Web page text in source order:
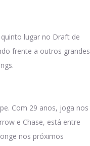
lugar no Draft de
frente a outros grandes
Com 29 anos, joga nos
e Chase, está entre
nos próximos